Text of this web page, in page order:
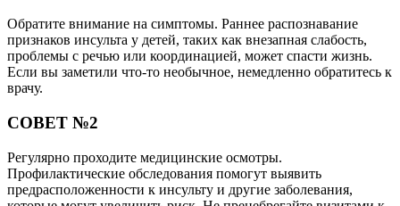
Обратите внимание на симптомы. Раннее распознавание
признаков инсульта у детей, таких как внезапная слабость,
проблемы с речью или координацией, может спасти жизнь.
Если вы заметили что-то необычное, немедленно обратитесь к
врачу.
СОВЕТ №2
Регулярно проходите медицинские осмотры.
Профилактические обследования помогут выявить
предрасположенности к инсульту и другие заболевания,